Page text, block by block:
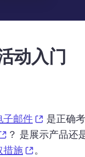
动入门
子邮件 (opens
是正确
(opens in a new
？ 是展示产品还
措施 (opens in a
。